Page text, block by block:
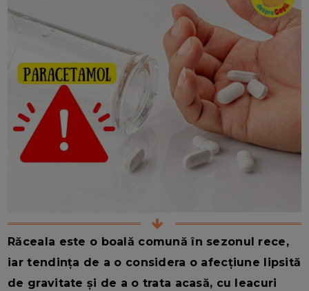
Răceala este o boală comună în sezonul rece,
iar tendința de a o considera o afecțiune lipsită
de gravitate și de a o trata acasă, cu leacuri